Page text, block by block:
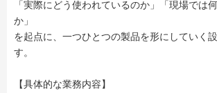
「実際にどう使われているのか」「現場では
か」
を起点に、一つひとつの製品を形にしていく
す。
【具体的な業務内容】